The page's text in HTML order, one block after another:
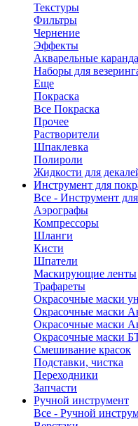
Текстуры
Фильтры
Чернение
Эффекты
Акварельные
Наборы для
Еще
Покраска
Все Покраска
Прочее
Растворители
Шпаклевка
Полироли
Жидкости для
Инструмент для
Все - Инструмент
Аэрографы
Компрессоры
Шланги
Кисти
Шпатели
Маскирующие ленты
Трафареты
Окрасочные маски
Окрасочные маски
Окрасочные маски
Окрасочные маски
Смешивание красок
Подставки, чистка
Переходники
Запчасти
Ручной инструмент
Все - Ручной